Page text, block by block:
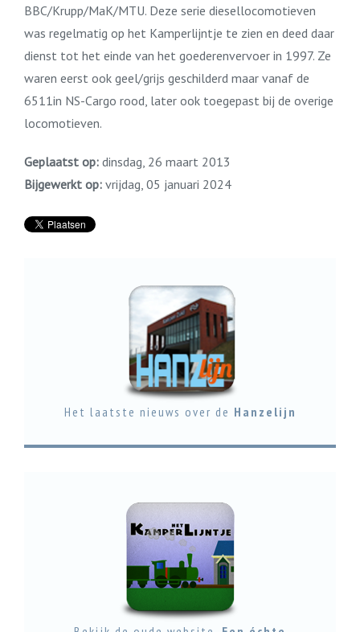
BBC/Krupp/MaK/MTU. Deze serie diesellocomotieven
was regelmatig op het Kamperlijntje te zien en deed daar
dienst tot het einde van het goederenvervoer in 1997. Ze
waren eerst ook geel/grijs geschilderd maar vanaf de
6511in NS-Cargo rood, later ook toegepast bij de overige
locomotieven.
Geplaatst op: dinsdag, 26 maart 2013
Bijgewerkt op: vrijdag, 05 januari 2024
Het laatste nieuws over de Hanzelijn